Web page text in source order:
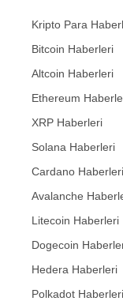
Kripto Para
Bitcoin Haberleri
Altcoin Haberleri
Ethereum
XRP Haberleri
Solana Haberleri
Cardano Haberleri
Avalanche
Litecoin Haberleri
Dogecoin
Hedera Haberleri
Polkadot Haberleri